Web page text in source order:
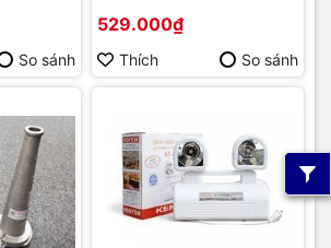
So sánh
529.000₫
Thích So sánh